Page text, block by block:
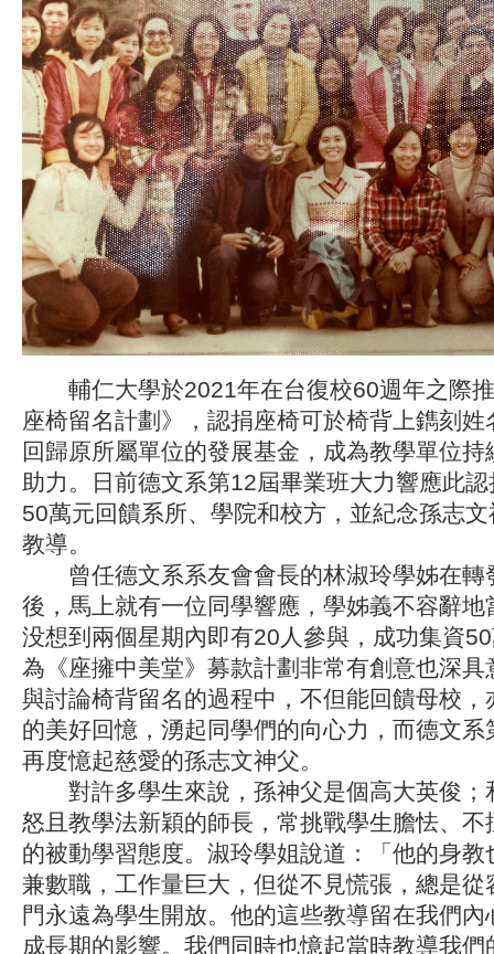
輔仁大學於2021年在台復校60週年之際推
座椅留名計劃》，認捐座椅可於椅背上鐫刻
回歸原所屬單位的發展基金，成為教學單位
助力。日前德文系第12屆畢業班大力響應此
50萬元回饋系所、學院和校方，並紀念孫志
教導。
曾任德文系系友會會長的林淑玲學姊在轉
後，馬上就有一位同學響應，學姊義不容辭地
没想到兩個星期內即有20人參與，成功集資
為《座擁中美堂》募款計劃非常有創意也深具
與討論椅背留名的過程中，不但能回饋母校，
的美好回憶，湧起同學們的向心力，而德文
再度憶起慈愛的孫志文神父。
對許多學生來說，孫神父是個高大英俊；
怒且教學法新穎的師長，常挑戰學生膽怯、不
的被動學習態度。淑玲學姐說道：「他的身
兼數職，工作量巨大，但從不見慌張，總是從
門永遠為學生開放。他的這些教導留在我們
成長期的影響。我們同時也憶起當時教導我